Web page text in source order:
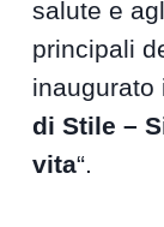
salute e
principali
inaugurato
di Stile –
vita“.